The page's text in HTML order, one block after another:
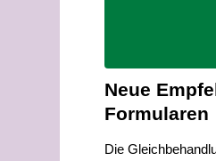
Neue
Formularen
Die